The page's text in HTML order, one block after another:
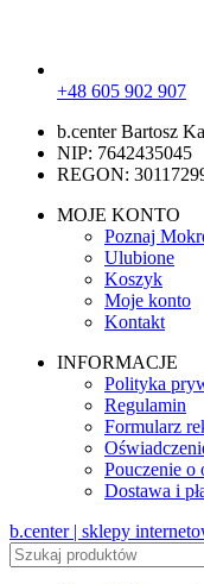
+48 605 902 907
b.center Bartosz
NIP: 7642435045
REGON:
MOJE KONTO
Poznaj
Ulubione
Koszyk
Moje konto
Kontakt
INFORMACJE
Polityka
Regulamin
Formularz
Pouczenie o
Dostawa i
b.center | sklepy